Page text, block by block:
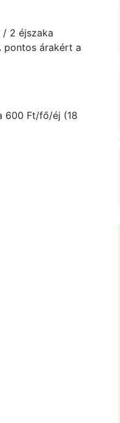
2 éjszaka
pontos árakért a
600 Ft/fő/éj (18